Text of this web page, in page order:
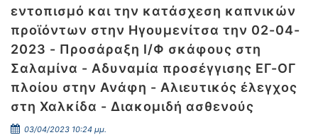
εντοπισμό και την κατάσχεση καπνικών
προϊόντων στην Ηγουμενίτσα την 02-04-
2023 - Προσάραξη Ι/Φ σκάφους στη
Σαλαμίνα - Αδυναμία προσέγγισης ΕΓ-ΟΓ
πλοίου στην Ανάφη - Αλιευτικός έλεγχος
στη Χαλκίδα - Διακομιδή ασθενούς
03/04/2023 10:24 μμ.